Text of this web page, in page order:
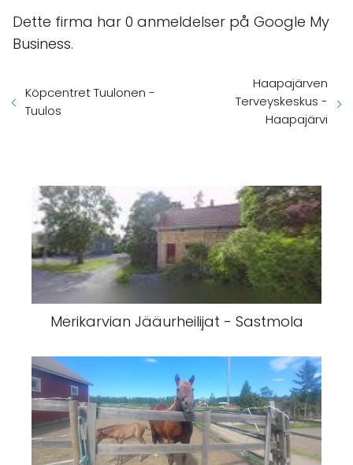
Dette firma har 0 anmeldelser på Google My
Business.
Köpcentret Tuulonen -
Tuulos
Haapajärven
Terveyskeskus -
Haapajärvi
Merikarvian Jääurheilijat - Sastmola